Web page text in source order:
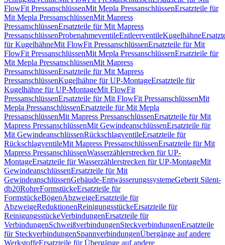
FlowFit PressanschlüssenMit Mepla PressanschlüssenErsatzteile für
Mit Mepla PressanschlüssenMit Mapress
PressanschlüssenErsatzteile für Mit Mapress
PressanschlüssenProbenahmeventileEntleerventileKugelhähne
für KugelhähneMit FlowFit PressanschlüssenErsatzteile für Mit
FlowFit PressanschlüssenMit Mepla PressanschlüssenErsatzteile für
Mit Mepla PressanschlüssenMit Mapress
PressanschlüssenErsatzteile für Mit Mapress
PressanschlüssenKugelhähne für UP-MontageErsatzteile für
Kugelhähne für UP-MontageMit FlowFit
PressanschlüssenErsatzteile für Mit FlowFit PressanschlüssenMit
Mepla PressanschlüssenErsatzteile für Mit Mepla
PressanschlüssenMit Mapress PressanschlüssenErsatzteile für Mit
Mapress PressanschlüssenMit GewindeanschlüssenErsatzteile für
Mit GewindeanschlüssenRückschlagventileErsatzteile für
RückschlagventileMit Mapress PressanschlüssenErsatzteile für Mit
Mapress PressanschlüssenWasserzählerstrecken für UP-
MontageErsatzteile für Wasserzählerstrecken für UP-MontageMit
GewindeanschlüssenErsatzteile für Mit
GewindeanschlüssenGebäude-EntwässerungssystemeGeberit Silent-
db20RohreFormstückeErsatzteile für
FormstückeBögenAbzweigeErsatzteile für
AbzweigeReduktionenReinigungsstückeErsatzteile für
ReinigungsstückeVerbindungenErsatzteile für
VerbindungenSchweißverbindungenSteckverbindungenErsatzteile
für SteckverbindungenSpannverbindungenÜbergänge auf andere
WerkstoffeErsatzteile für Übergänge auf andere